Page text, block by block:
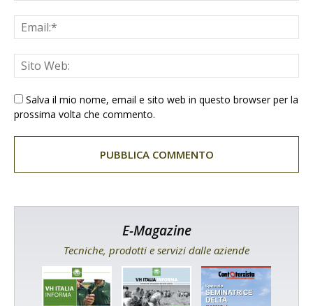
Salva il mio nome, email e sito web in questo browser per la
prossima volta che commento.
E-Magazine
Tecniche, prodotti e servizi dalle aziende